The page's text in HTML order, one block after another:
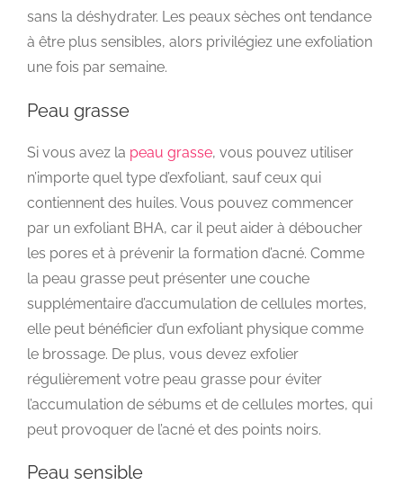
sans la déshydrater. Les peaux sèches ont tendance
à être plus sensibles, alors privilégiez une exfoliation
une fois par semaine.
Peau grasse
Si vous avez la peau grasse, vous pouvez utiliser
n’importe quel type d’exfoliant, sauf ceux qui
contiennent des huiles. Vous pouvez commencer
par un exfoliant BHA, car il peut aider à déboucher
les pores et à prévenir la formation d’acné. Comme
la peau grasse peut présenter une couche
supplémentaire d’accumulation de cellules mortes,
elle peut bénéficier d’un exfoliant physique comme
le brossage. De plus, vous devez exfolier
régulièrement votre peau grasse pour éviter
l’accumulation de sébums et de cellules mortes, qui
peut provoquer de l’acné et des points noirs.
Peau sensible